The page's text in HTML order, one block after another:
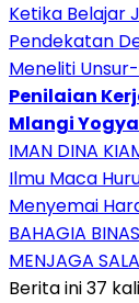
Ketika Belajar
Pendekatan
Meneliti
Penilaian
Mlangi
IMAN DINA
Ilmu Maca
Menyemai
BAHAGIA
MENJAGA
Berita ini 37